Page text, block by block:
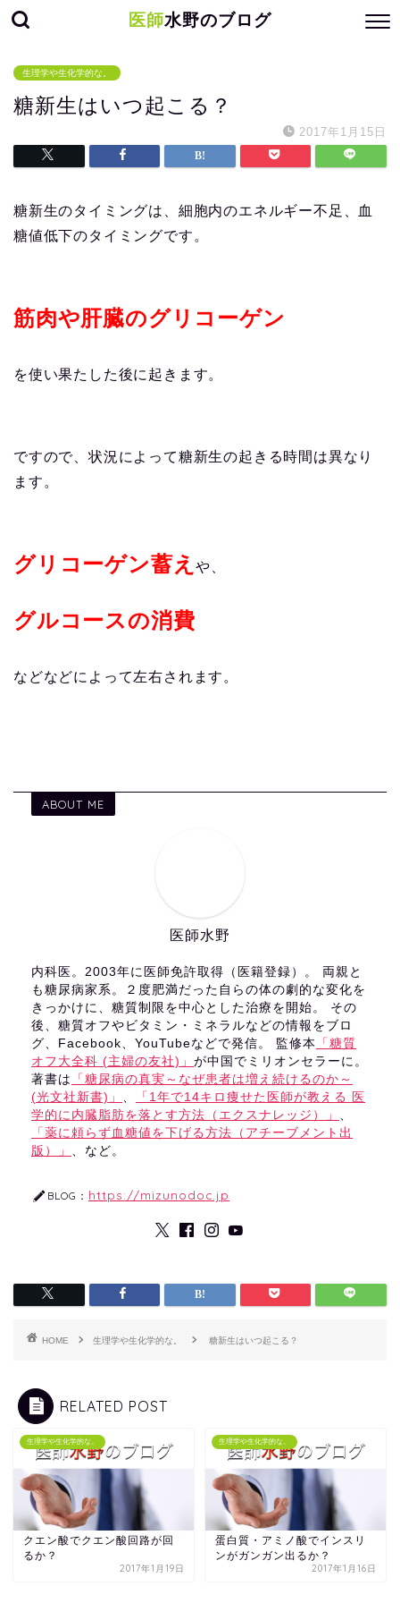
医師水野のブログ
生理学や生化学的な。
糖新生はいつ起こる？
2017年1月15日
糖新生のタイミングは、細胞内のエネルギー不足、血
糖値低下のタイミングです。
筋肉や肝臓のグリコーゲン
を使い果たした後に起きます。
ですので、状況によって糖新生の起きる時間は異なり
ます。
グリコーゲン蓄えや、
グルコースの消費
などなどによって左右されます。
ABOUT ME
医師水野
内科医。2003年に医師免許取得（医籍登録）。 両親と
も糖尿病家系。２度肥満だった自らの体の劇的な変化を
きっかけに、糖質制限を中心とした治療を開始。 その
後、糖質オフやビタミン・ミネラルなどの情報をブロ
グ、Facebook、YouTubeなどで発信。 監修本
「糖質
オフ大全科 (主婦の友社)」 が中国でミリオンセラーに。
著書は
「糖尿病の真実～なぜ患者は増え続けるのか～
(光文社新書)」 、
「1年で14キロ痩せた医師が教える 医
学的に内臓脂肪を落とす方法（エクスナレッジ）」 、
「薬に頼らず血糖値を下げる方法（アチーブメント出
版）」 、など。
BLOG： https://mizunodoc.jp
HOME 生理学や生化学的な。 糖新生はいつ起こる？
RELATED POST
生理学や生化学的な。
クエン酸でクエン酸回路が回
るか？
2017年1月19日
生理学や生化学的な。
蛋白質・アミノ酸でインスリ
ンがガンガン出るか？
2017年1月16日